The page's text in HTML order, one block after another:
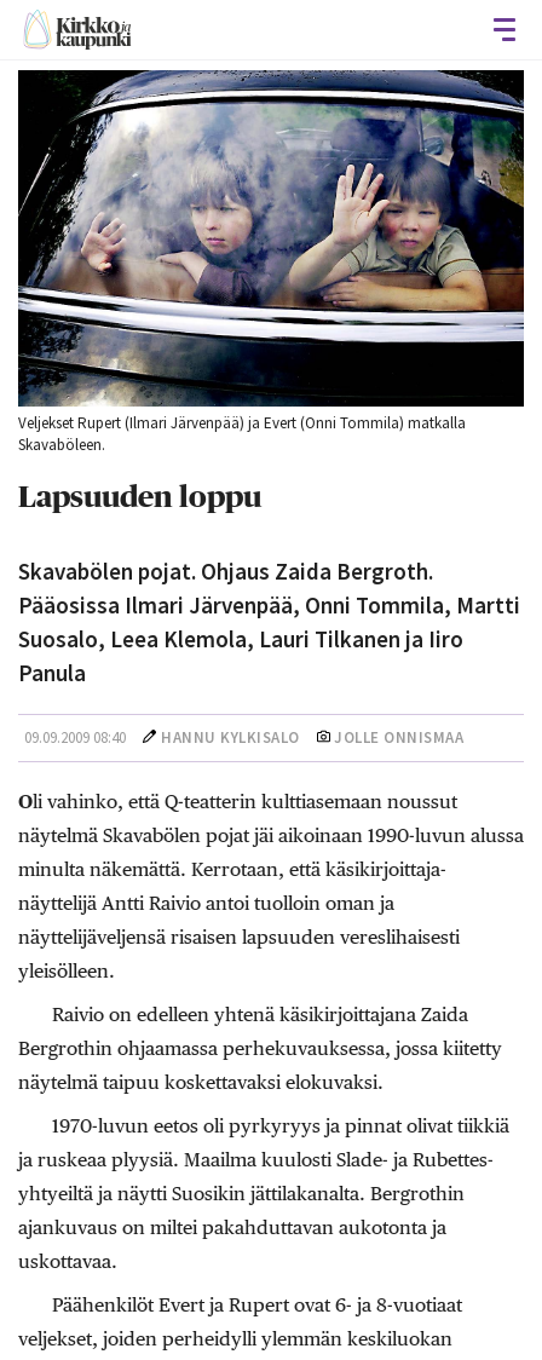
Veljekset Rupert (Ilmari Järvenpää) ja Evert (Onni Tommila) matkalla
Skavaböleen.
Lapsuuden loppu
Skavabölen pojat. Ohjaus Zaida Bergroth.
Pääosissa Ilmari Järvenpää, Onni Tommila, Martti
Suosalo, Leea Klemola, Lauri Tilkanen ja Iiro
Panula
09.09.2009 08:40 HANNU KYLKISALO JOLLE ONNISMAA
Oli vahinko, että Q-teatterin kulttiasemaan noussut
näytelmä Skavabölen pojat jäi aikoinaan 1990-luvun alussa
minulta näkemättä. Kerrotaan, että käsikirjoittaja-
näyttelijä Antti Raivio antoi tuolloin oman ja
näyttelijäveljensä risaisen lapsuuden vereslihaisesti
yleisölleen.
Raivio on edelleen yhtenä käsikirjoittajana Zaida
Bergrothin ohjaamassa perhekuvauksessa, jossa kiitetty
näytelmä taipuu koskettavaksi elokuvaksi.
1970-luvun eetos oli pyrkyryys ja pinnat olivat tiikkiä
ja ruskeaa plyysiä. Maailma kuulosti Slade- ja Rubettes-
yhtyeiltä ja näytti Suosikin jättilakanalta. Bergrothin
ajankuvaus on miltei pakahduttavan aukotonta ja
uskottavaa.
Päähenkilöt Evert ja Rupert ovat 6- ja 8-vuotiaat
veljekset, joiden perheidylli ylemmän keskiluokan